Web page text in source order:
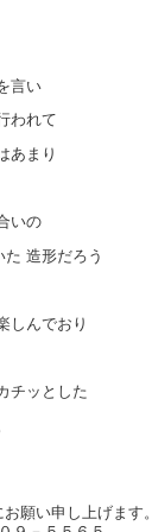
言い
われて
あまり
いの
造形だろう
しんでおり
チッとした
願い申し上げます。